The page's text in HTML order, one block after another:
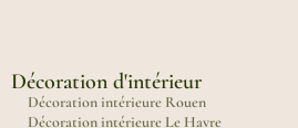
Décoration d'intérieur
Décoration intérieure Rouen
Décoration intérieure Le Havre